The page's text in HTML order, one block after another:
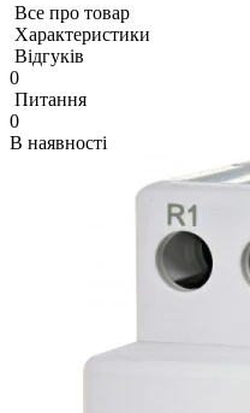
Все про товар
Характеристики
Відгуків
0
Питання
0
В наявності